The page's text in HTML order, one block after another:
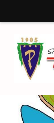
sivun
sisältöön